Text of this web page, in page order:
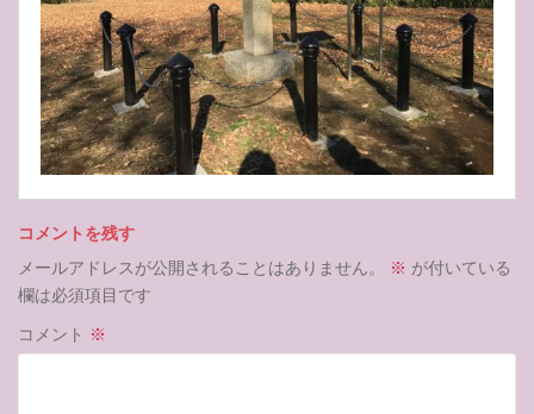
コメントを残す
メールアドレスが公開されることはありません。
※ が付いている
欄は必須項目です
コメント ※